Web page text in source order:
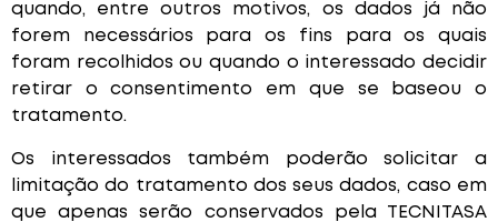
quando, entre outros motivos, os dados já não
forem necessários para os fins para os quais
foram recolhidos ou quando o interessado decidir
retirar o consentimento em que se baseou o
tratamento.
Os interessados também poderão solicitar a
limitação do tratamento dos seus dados, caso em
que apenas serão conservados pela TECNITASA